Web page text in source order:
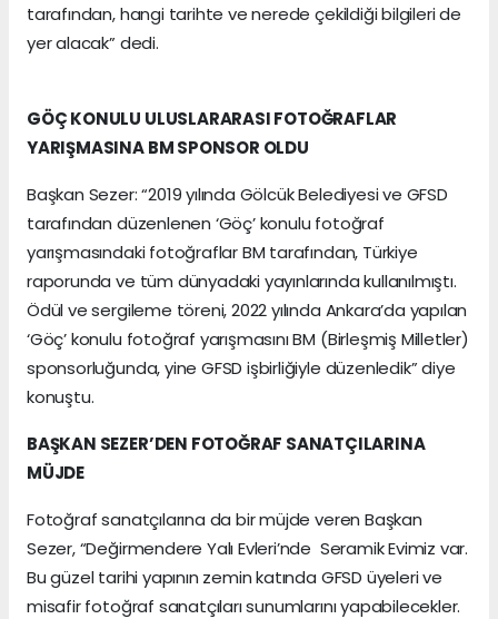
tarafından, hangi tarihte ve nerede çekildiği bilgileri de
yer alacak” dedi.
GÖÇ KONULU ULUSLARARASI FOTOĞRAFLAR
YARIŞMASINA BM SPONSOR OLDU
Başkan Sezer: “2019 yılında Gölcük Belediyesi ve GFSD
tarafından düzenlenen ‘Göç’ konulu fotoğraf
yarışmasındaki fotoğraflar BM tarafından, Türkiye
raporunda ve tüm dünyadaki yayınlarında kullanılmıştı.
Ödül ve sergileme töreni, 2022 yılında Ankara’da yapılan
‘Göç’ konulu fotoğraf yarışmasını BM (Birleşmiş Milletler)
sponsorluğunda, yine GFSD işbirliğiyle düzenledik” diye
konuştu.
BAŞKAN SEZER’DEN FOTOĞRAF SANATÇILARINA
MÜJDE
Fotoğraf sanatçılarına da bir müjde veren Başkan
Sezer, “Değirmendere Yalı Evleri’nde Seramik Evimiz var.
Bu güzel tarihi yapının zemin katında GFSD üyeleri ve
misafir fotoğraf sanatçıları sunumlarını yapabilecekler.